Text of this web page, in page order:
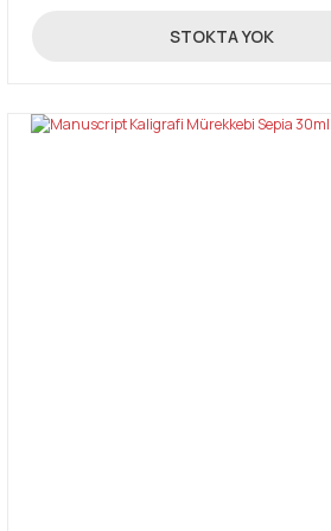
225,00 TL
STOKTA YOK